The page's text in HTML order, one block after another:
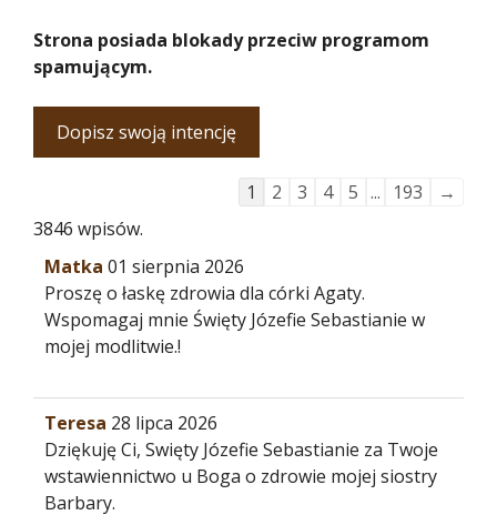
Strona posiada blokady przeciw programom
spamującym.
Guestbook
1 2 3 4 5 ... 193
→
3846 wpisów.
Matka 01 sierpnia 2026
Proszę o łaskę zdrowia dla córki Agaty.
Wspomagaj mnie Święty Józefie Sebastianie w
mojej modlitwie.!
Teresa 28 lipca 2026
Dziękuję Ci, Swięty Józefie Sebastianie za Twoje
wstawiennictwo u Boga o zdrowie mojej siostry
Barbary.